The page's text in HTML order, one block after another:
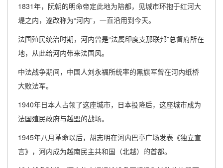
1831年，阮朝的明命帝定此地为陪都，见城市环抱于红河大
堤之内，遂改称为“河内”，一直沿用到今天。
法国殖民统治时期，河内曾是“法属印度支那联邦”总督府所在
地，从此给河内带来法国风。
中法战争期间，中国人刘永福所统率的黑旗军曾在河内纸桥
大败法军。
1940年日本人占领了这座城市，日本投降后，这座城市成为
法国殖民政府与越盟的战场。
1945年八月革命以后，胡志明在河内巴亭广场发表《独立宣
言》，河内成为越南民主共和国（北越）的首都。